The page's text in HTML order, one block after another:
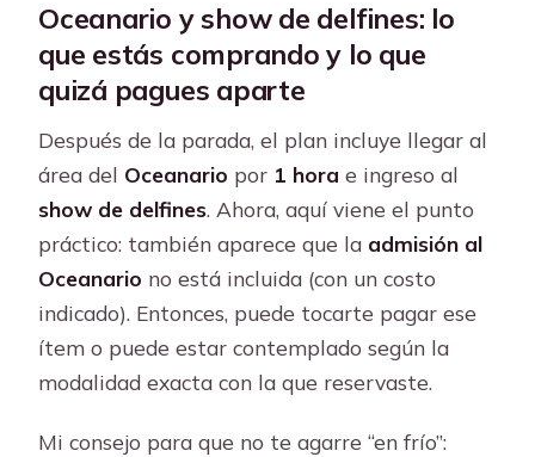
Oceanario y show de delfines: lo
que estás comprando y lo que
quizá pagues aparte
Después de la parada, el plan incluye llegar al
área del Oceanario por 1 hora e ingreso al
show de delfines. Ahora, aquí viene el punto
práctico: también aparece que la admisión al
Oceanario no está incluida (con un costo
indicado). Entonces, puede tocarte pagar ese
ítem o puede estar contemplado según la
modalidad exacta con la que reservaste.
Mi consejo para que no te agarre “en frío”: